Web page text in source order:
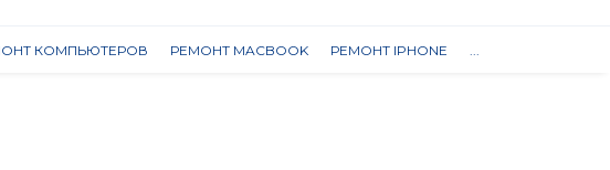
КОМПЬЮТЕРОВ РЕМОНТ MACBOOK РЕМОНТ IPHONE ...